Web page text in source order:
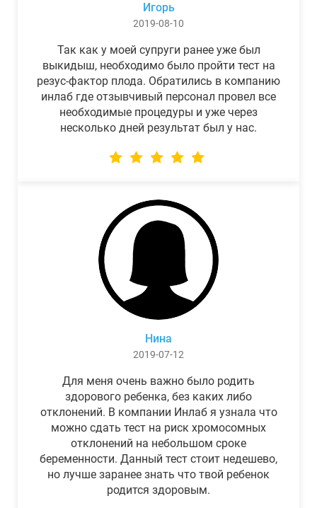
Игорь
2019-08-10
Так как у моей супруги ранее уже был
выкидыш, необходимо было пройти тест на
резус-фактор плода. Обратились в компанию
инлаб где отзывчивый персонал провел все
необходимые процедуры и уже через
несколько дней результат был у нас.
Нина
2019-07-12
Для меня очень важно было родить
здорового ребенка, без каких либо
отклонений. В компании Инлаб я узнала что
можно сдать тест на риск хромосомных
отклонений на небольшом сроке
беременности. Данный тест стоит недешево,
но лучше заранее знать что твой ребенок
родится здоровым.